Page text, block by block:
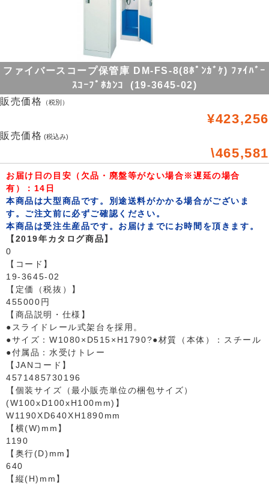
ファイバースコープ保管庫 DM-FS-8(8ﾎﾟﾝｶﾞｹ) ﾌｧｲﾊﾞｰ
ｽｺｰﾌﾟﾎｶﾝｺ (19-3645-02)
販売価格
（税別）
¥423,256
販売価格 (税込み)
\465,581
お届け日の目安（欠品・廃盤等がない場合※遅延の場合
有）：14日
本商品は大型商品です。別途送料がかかる場合がございま
す。ご注文前に必ずご確認ください。
本商品は受注生産品です。お届けまでにお時間を頂きます。
【2019年カタログ商品】
0
【コード】
19-3645-02
【定価（税抜）】
455000円
【商品説明・仕様】
●スライドレール式架台を採用。
●サイズ：W1080×D515×H1790?●材質（本体）：スチール
●付属品：水受けトレー
【JANコード】
4571485730196
【個装サイズ（最小販売単位の梱包サイズ）
(W100xD100xH100mm)】
W1190XD640XH1890mm
【横(W)mm】
1190
【奥行(D)mm】
640
【縦(H)mm】